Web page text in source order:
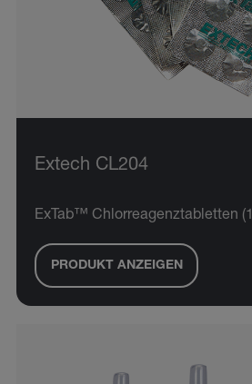
Extech CL204
ExTab™ Chlorreagenztabletten
PRODUKT ANZEIGEN